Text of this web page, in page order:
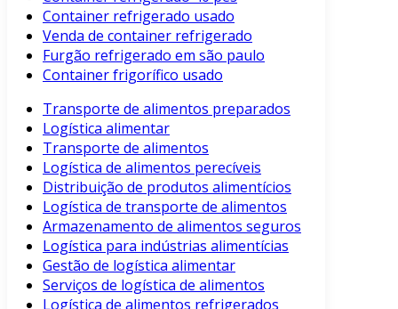
Container refrigerado usado
Venda de container refrigerado
Furgão refrigerado em são paulo
Container frigorífico usado
Transporte de alimentos preparados
Logística alimentar
Transporte de alimentos
Logística de alimentos perecíveis
Distribuição de produtos alimentícios
Logística de transporte de alimentos
Armazenamento de alimentos seguros
Logística para indústrias alimentícias
Gestão de logística alimentar
Serviços de logística de alimentos
Logística de alimentos refrigerados